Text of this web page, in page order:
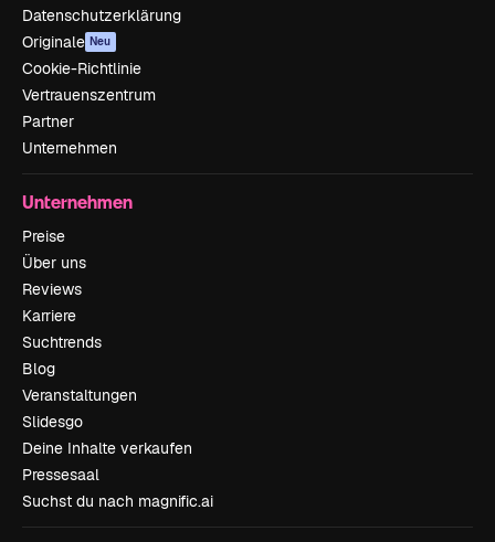
Datenschutzerklärung
Originale Neu
Cookie-Richtlinie
Vertrauenszentrum
Partner
Unternehmen
Unternehmen
Preise
Über uns
Reviews
Karriere
Suchtrends
Blog
Veranstaltungen
Slidesgo
Deine Inhalte verkaufen
Pressesaal
Suchst du nach magnific.ai